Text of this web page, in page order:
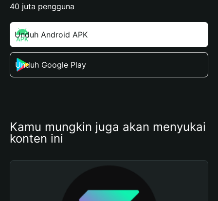
40 juta pengguna
Unduh Android APK
Unduh Google Play
Kamu mungkin juga akan menyukai
konten ini